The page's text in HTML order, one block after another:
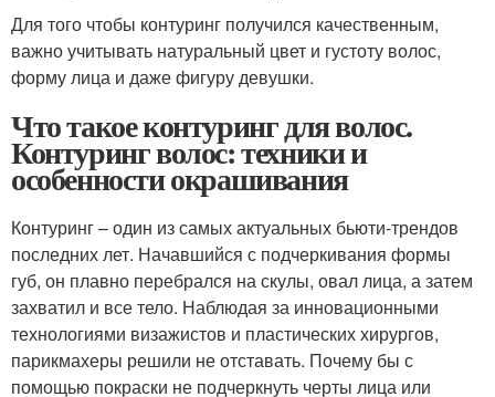
Для того чтобы контуринг получился качественным,
важно учитывать натуральный цвет и густоту волос,
форму лица и даже фигуру девушки.
Что такое контуринг для волос.
Контуринг волос: техники и
особенности окрашивания
Контуринг – один из самых актуальных бьюти-трендов
последних лет. Начавшийся с подчеркивания формы
губ, он плавно перебрался на скулы, овал лица, а затем
захватил и все тело. Наблюдая за инновационными
технологиями визажистов и пластических хирургов,
парикмахеры решили не отставать. Почему бы с
помощью покраски не подчеркнуть черты лица или